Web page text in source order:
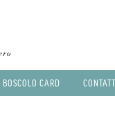
BOSCOLO CARD